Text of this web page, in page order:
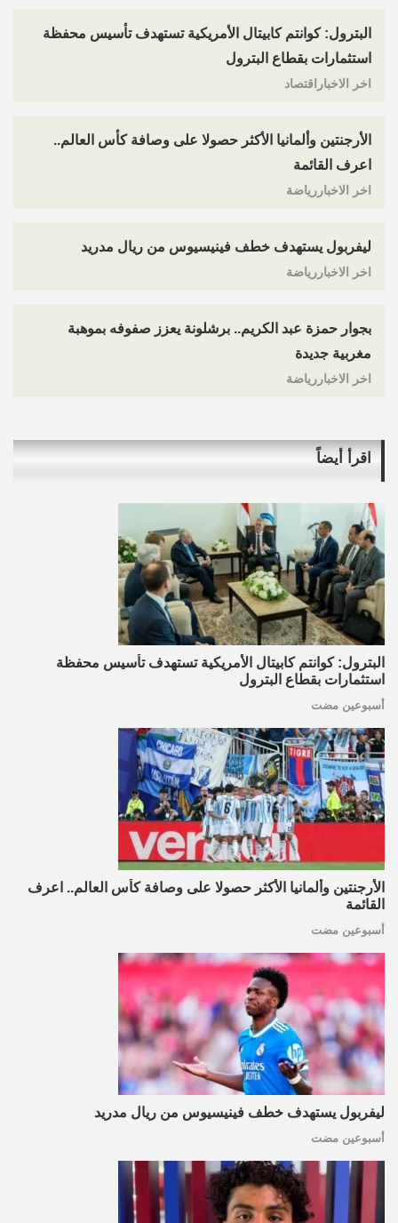
البترول: كوانتم كابيتال الأمريكية تستهدف تأسيس محفظة
استثمارات بقطاع البترول
اخر الاخباراقتصاد
الأرجنتين وألمانيا الأكثر حصولا على وصافة كأس العالم..
اعرف القائمة
اخر الاخباررياضة
ليفربول يستهدف خطف فينيسيوس من ريال مدريد
اخر الاخباررياضة
بجوار حمزة عبد الكريم.. برشلونة يعزز صفوفه بموهبة
مغربية جديدة
اخر الاخباررياضة
اقرأ أيضاً
البترول: كوانتم كابيتال الأمريكية تستهدف تأسيس محفظة
استثمارات بقطاع البترول
أسبوعين مضت
الأرجنتين وألمانيا الأكثر حصولا على وصافة كأس العالم.. اعرف
القائمة
أسبوعين مضت
ليفربول يستهدف خطف فينيسيوس من ريال مدريد
أسبوعين مضت